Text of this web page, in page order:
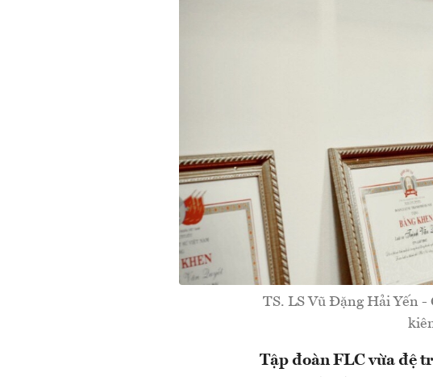
TS. LS Vũ Đặng Hải Yến
Tập đoàn FLC vừa đệ